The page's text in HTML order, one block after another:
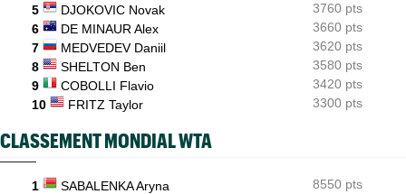
5
DJOKOVIC Novak
3760 pts
6
DE MINAUR Alex
3660 pts
7
MEDVEDEV Daniil
3620 pts
8
SHELTON Ben
3580 pts
9
COBOLLI Flavio
3420 pts
10
FRITZ Taylor 3300 pts
CLASSEMENT MONDIAL WTA
1 SABALENKA Aryna
8550 pts